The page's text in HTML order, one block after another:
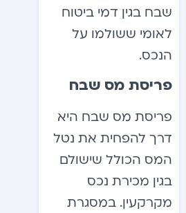
שבח בגין דמי ביטוח
לאומי ששולמו על
הנכס.
פריסת מס שבח
פריסת מס שבח היא
דרך להפחית את נטל
המס הכולל שישולם
בגין מכירת נכס
מקרקעין. במסגרת